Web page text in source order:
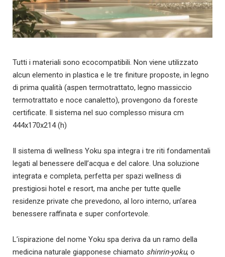
Tutti i materiali sono ecocompatibili. Non viene utilizzato
alcun elemento in plastica e le tre finiture proposte, in legno
di prima qualità (aspen termotrattato, legno massiccio
termotrattato e noce canaletto), provengono da foreste
certificate. Il sistema nel suo complesso misura cm
444x170x214 (h)
Il sistema di wellness Yoku spa integra i tre riti fondamentali
legati al benessere dell’acqua e del calore. Una soluzione
integrata e completa, perfetta per spazi wellness di
prestigiosi hotel e resort, ma anche per tutte quelle
residenze private che prevedono, al loro interno, un’area
benessere raffinata e super confortevole.
L’ispirazione del nome Yoku spa deriva da un ramo della
medicina naturale giapponese chiamato shinrin-yoku, o